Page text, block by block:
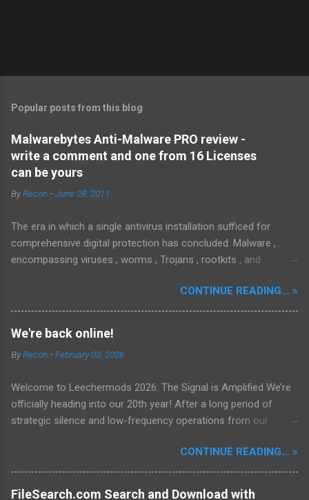
Popular posts from this blog
Malwarebytes Anti-Malware PRO review -
write a comment and one from 16 Licenses
can be yours
ByRecon -June 28, 2011
The era in which a single antivirus installation sufficed for
comprehensive digital protection has concluded. Malware ,
encompassing viruses , worms , Trojans , rootkits , and
increasing challenges in detection and remediation. To mitigate
these sophisticated malware and security threats,
Malwarebytes Anti-Malware , widely recognized as MBAM ,
effective, powerful, and sophisticated anti-malware application,
interface, which positions it favorably against competitors. To
mitigate the risks posed by various forms of malware and
security threats, we utilize Malwarebytes Anti-Malware,
effective, robust, and advanced anti-malware application. Its
lightweight design and user-friendly interface position it as a
leader in its competitive landscape. The setup and operatio...
CONTINUE READING... »
We're back online!
ByRecon -February 03, 2026
Welcome to Leechermods 2026: The Signal is Amplified We’re
officially heading into our 20th year! After a long period of
strategic silence and low-frequency operations from our
fully transitioned to our new operational cycle. The Current
Deployment: We are now alternating between the regulatory
sanctuary of Iceland and the high-speed intelligence hubs of
CONTINUE READING... »
FileSearch.com Search and Download with